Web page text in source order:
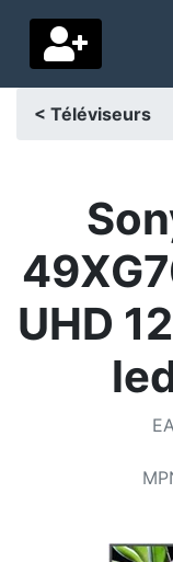
Pays de
Accueil
Baisses de prix
Paramètres
Soutenez-nous
Catégories
< Téléviseurs
UHD